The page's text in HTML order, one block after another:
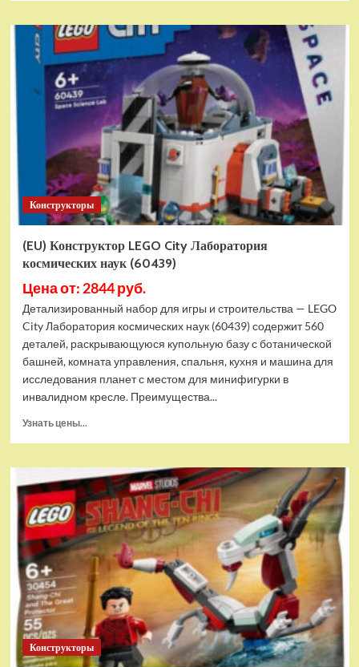
(EU)
Конструктор
LEGO
Technic
Экскаватор-
погрузчик
(42197)
Конструкторы
(EU) Конструктор LEGO City Лаборатория
космических наук (60439)
Цена от: 2844 руб.
Детализированный набор для игры и строительства — LEGO
City Лаборатория космических наук (60439) содержит 560
деталей, раскрывающуюся купольную базу с ботанической
башней, комната управления, спальня, кухня и машина для
исследования планет с местом для минифигурки в
инвалидном кресле. Преимущества...
Узнать цены...
(EU)
Конструктор
LEGO
City
Лаборатория
космических
наук
(60439)
Конструкторы